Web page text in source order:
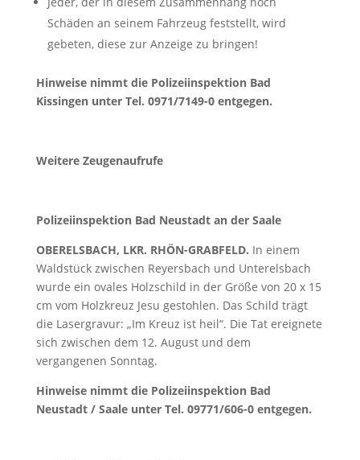
Schäden an seinem Fahrzeug feststellt, wird
gebeten, diese zur Anzeige zu bringen!
Hinweise nimmt die Polizeiinspektion Bad
Kissingen unter Tel. 0971/7149-0 entgegen.
Weitere Zeugenaufrufe
Polizeiinspektion Bad Neustadt an der Saale
OBERELSBACH, LKR. RHÖN-GRABFELD. In einem
Waldstück zwischen Reyersbach und Unterelsbach
wurde ein ovales Holzschild in der Größe von 20 x 15
cm vom Holzkreuz Jesu gestohlen. Das Schild trägt
die Lasergravur: „Im Kreuz ist heil“. Die Tat ereignete
sich zwischen dem 12. August und dem
vergangenen Sonntag.
Hinweise nimmt die Polizeiinspektion Bad
Neustadt / Saale unter Tel. 09771/606-0 entgegen.